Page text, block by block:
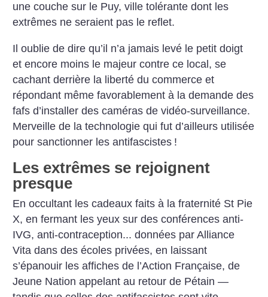
une couche sur le Puy, ville tolérante dont les
extrêmes ne seraient pas le reflet.
Il oublie de dire qu’il n’a jamais levé le petit doigt
et encore moins le majeur contre ce local, se
cachant derrière la liberté du commerce et
répondant même favorablement à la demande des
fafs d’installer des caméras de vidéo-surveillance.
Merveille de la technologie qui fut d’ailleurs utilisée
pour sanctionner les antifascistes !
Les extrêmes se rejoignent
presque
En occultant les cadeaux faits à la fraternité St Pie
X, en fermant les yeux sur des conférences anti-
IVG, anti-contraception... données par Alliance
Vita dans des écoles privées, en laissant
s’épanouir les affiches de l’Action Française, de
Jeune Nation appelant au retour de Pétain —